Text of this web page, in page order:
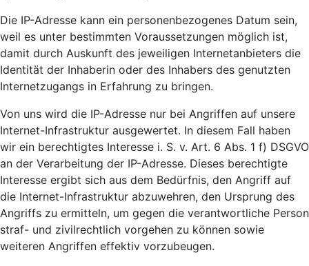
Die IP-Adresse kann ein personenbezogenes Datum sein,
weil es unter bestimmten Voraussetzungen möglich ist,
damit durch Auskunft des jeweiligen Internetanbieters die
Identität der Inhaberin oder des Inhabers des genutzten
Internetzugangs in Erfahrung zu bringen.
Von uns wird die IP-Adresse nur bei Angriffen auf unsere
Internet-Infrastruktur ausgewertet. In diesem Fall haben
wir ein berechtigtes Interesse i. S. v. Art. 6 Abs. 1 f) DSGVO
an der Verarbeitung der IP-Adresse. Dieses berechtigte
Interesse ergibt sich aus dem Bedürfnis, den Angriff auf
die Internet-Infrastruktur abzuwehren, den Ursprung des
Angriffs zu ermitteln, um gegen die verantwortliche Person
straf- und zivilrechtlich vorgehen zu können sowie
weiteren Angriffen effektiv vorzubeugen.